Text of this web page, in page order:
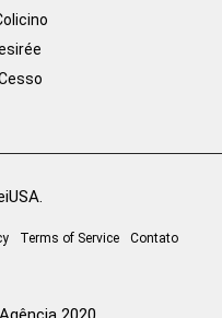
Terms of Service Contato